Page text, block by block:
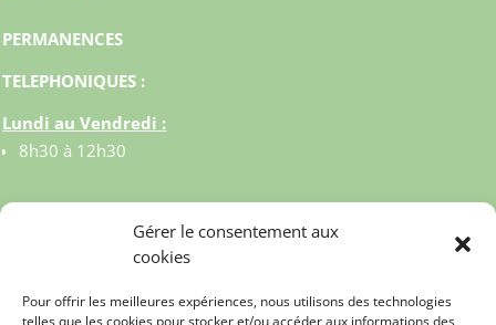
Gérer le consentement aux
cookies
Pour offrir les meilleures expériences, nous utilisons des technologies
telles que les cookies pour stocker et/ou accéder aux informations des
PERMANENCES
TELEPHONIQUES :
Lundi au Vendredi :
8h30 à 12h30